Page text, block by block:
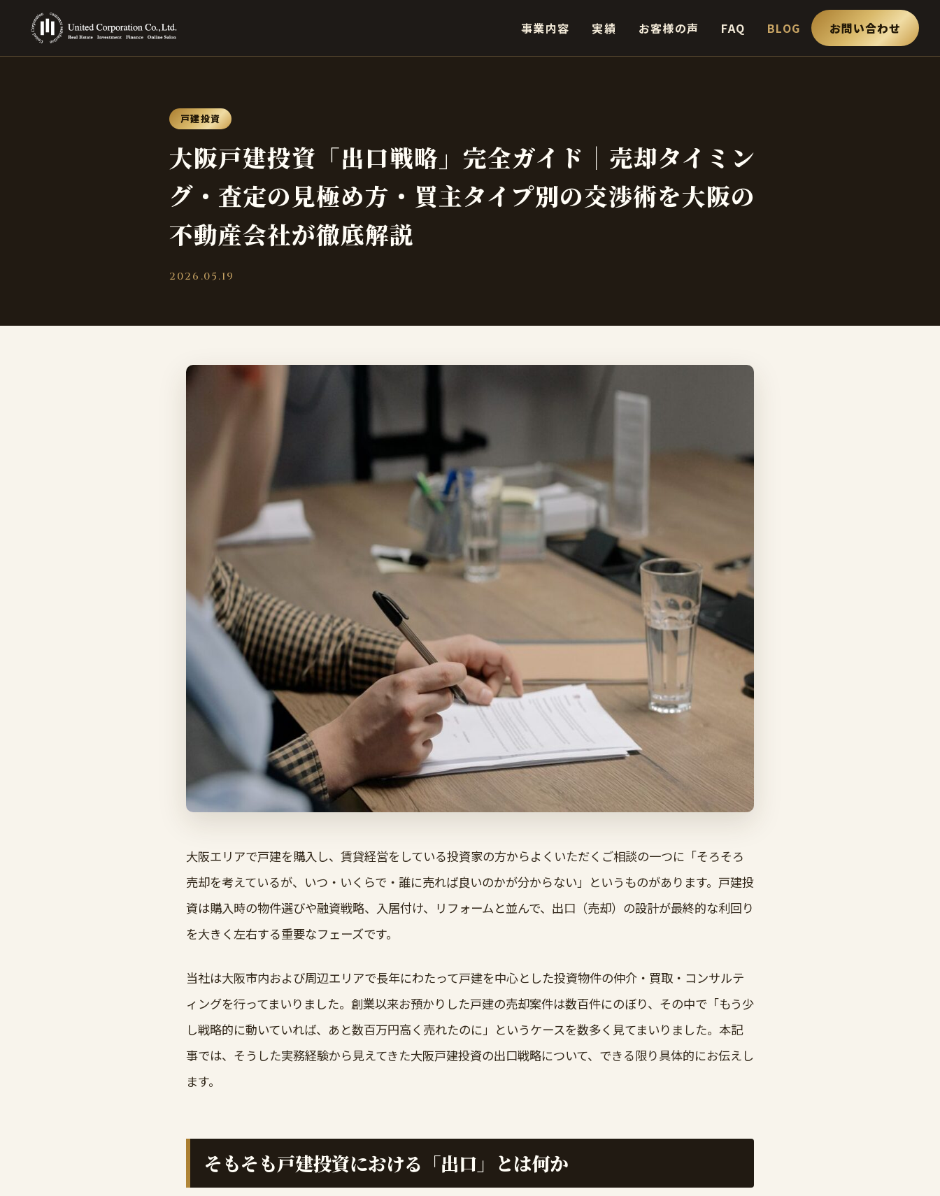
事業内容 実績 お客様の声 FAQ BLOG お問い合わせ
戸建投資
大阪戸建投資「出口戦略」完全ガイド｜売却タイミン
グ・査定の見極め方・買主タイプ別の交渉術を大阪の
不動産会社が徹底解説
2026.05.19
大阪エリアで戸建を購入し、賃貸経営をしている投資家の方からよくいただくご相談の一つに「そろそろ
売却を考えているが、いつ・いくらで・誰に売れば良いのかが分からない」というものがあります。戸建投
資は購入時の物件選びや融資戦略、入居付け、リフォームと並んで、出口（売却）の設計が最終的な利回り
を大きく左右する重要なフェーズです。
当社は大阪市内および周辺エリアで長年にわたって戸建を中心とした投資物件の仲介・買取・コンサルテ
ィングを行ってまいりました。創業以来お預かりした戸建の売却案件は数百件にのぼり、その中で「もう少
し戦略的に動いていれば、あと数百万円高く売れたのに」というケースを数多く見てまいりました。本記
事では、そうした実務経験から見えてきた大阪戸建投資の出口戦略について、できる限り具体的にお伝えし
ます。
そもそも戸建投資における「出口」とは何か